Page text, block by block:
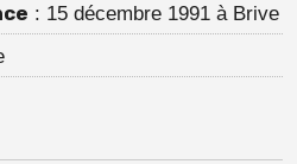
: 15 décembre 1991 à Brive